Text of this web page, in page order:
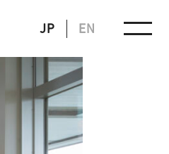
JP EN